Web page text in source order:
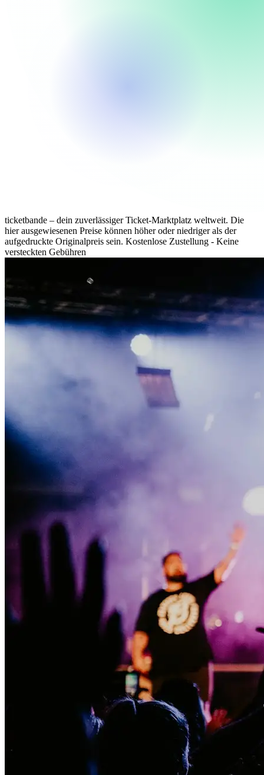
ticketbande – dein zuverlässiger Ticket-Marktplatz weltweit. Die
hier ausgewiesenen Preise können höher oder niedriger als der
aufgedruckte Originalpreis sein. Kostenlose Zustellung - Keine
versteckten Gebühren